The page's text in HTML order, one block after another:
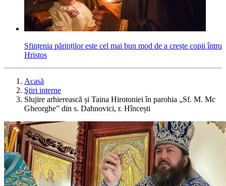
Sfințenia părinților este cel mai bun mod de a crește copii întru
Hristos
Acasă
Ştiri interne
Slujire arhierească și Taina Hirotoniei în parohia „Sf. M. Mc
Gheorghe” din s. Dahnovici, r. Hîncești